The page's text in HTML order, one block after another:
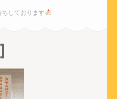
しております